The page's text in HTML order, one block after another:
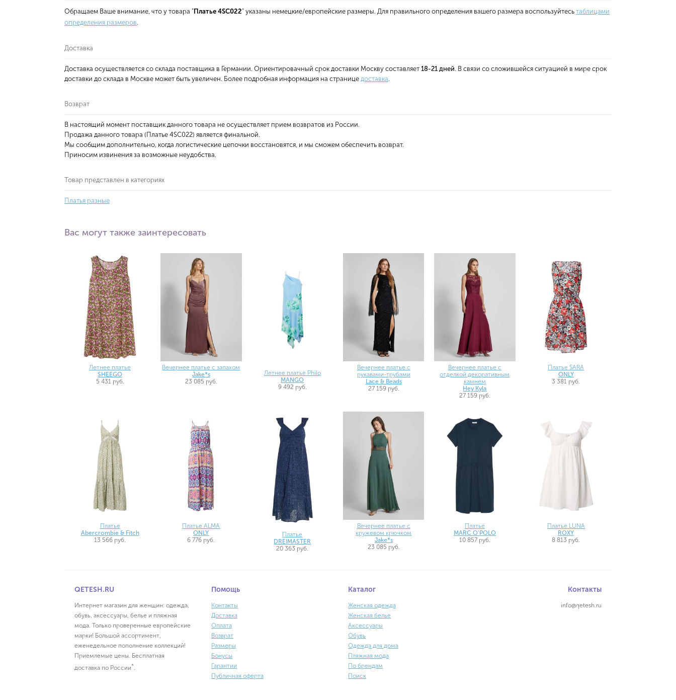
Обращаем Ваше внимание, что у товара "Платье 4SC022" указаны немецкие/европейские размеры. Для правильного определения вашего размера воспользуйтесь таблицами
определения размеров.
Доставка
Доставка осуществляется со склада поставщика в Германии. Ориентировачный срок доставки Москву составляет 18-21 дней. В связи со сложившейся ситуацией в мире срок
доставки до склада в Москве может быть увеличен. Более подробная информация на странице доставка.
Возврат
В настоящий момент поставщик данного товара не осуществляет прием возвратов из России.
Продажа данного товара (Платье 4SC022) является финальной.
Мы сообщим дополнительно, когда логистические цепочки восстановятся, и мы сможем обеспечить возврат.
Приносим извинения за возможные неудобства.
Товар представлен в категориях
Платья разные
Вас могут также заинтересовать
Летнее платье
SHEEGO
5 431 руб.
Вечернее платье с запахом
Jake*s
23 085 руб.
Летнее платье Philo
MANGO
9 492 руб.
Вечернее платье с
рукавами-трубами
Lace & Beads
27 159 руб.
Вечернее платье с
отделкой декоративным
камнем
Hey Kyla
27 159 руб.
Платье SARA
ONLY
3 381 руб.
Платье
Abercrombie & Fitch
13 566 руб.
Платье ALMA
ONLY
6 776 руб.
Платье
DREIMASTER
20 363 руб.
Вечернее платье с
кружевом крючком
Jake*s
23 085 руб.
Платье
MARC O'POLO
10 857 руб.
Платье LUNA
ROXY
8 813 руб.
QETESH.RU
Интернет магазин для женщин: одежда,
обувь, аксессуары, белье и пляжная
мода. Только проверенные европейские
марки! Большой ассортимент,
еженедельное пополнение коллекций!
Приемлемые цены. Бесплатная
доставка по России*.
Контакты
info@qetesh.ru
Помощь
Контакты
Доставка
Оплата
Возврат
Размеры
Бонусы
Гарантии
Публичная оферта
Каталог
Женская одежда
Женская белье
Аксессуары
Обувь
Одежда для дома
Пляжная мода
По брендам
Поиск